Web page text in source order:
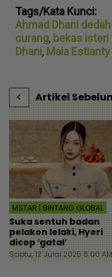
Tags/Kata Kunci:
Ahmad Dhani
curang, bekas isteri
Dhani, Maia Estianty
Artikel
MSTAR | BINTANG GLOBAL
Suka sentuh badan
pelakon lelaki, Hyeri
dicop ‘gatal’
Sabtu, 12 Julai 2025 6:00 AM